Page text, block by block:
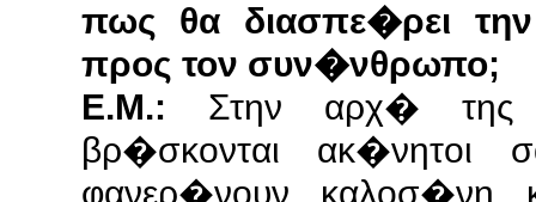
πως θα διασπε�ρει
προς τον συν�νθρωπο;
Ε.Μ.: Στην αρχ� της
βρ�σκονται
φανερ�νουν